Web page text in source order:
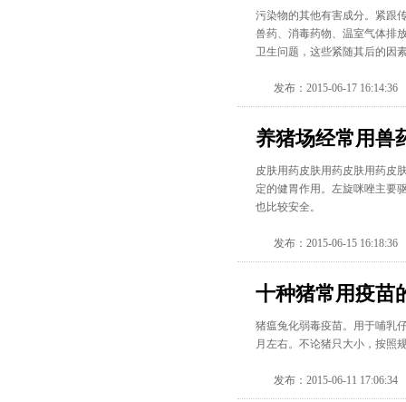
污染物的其他有害成分。紧跟
兽药、消毒药物、温室气体排
卫生问题，这些紧随其后的因
发布：2015-06-17 16:14:36
养猪场经常用兽
皮肤用药皮肤用药皮肤用药皮
定的健胃作用。左旋咪唑主要
也比较安全。
发布：2015-06-15 16:18:36
十种猪常用疫苗
猪瘟兔化弱毒疫苗。用于哺乳
月左右。不论猪只大小，按照
发布：2015-06-11 17:06:34